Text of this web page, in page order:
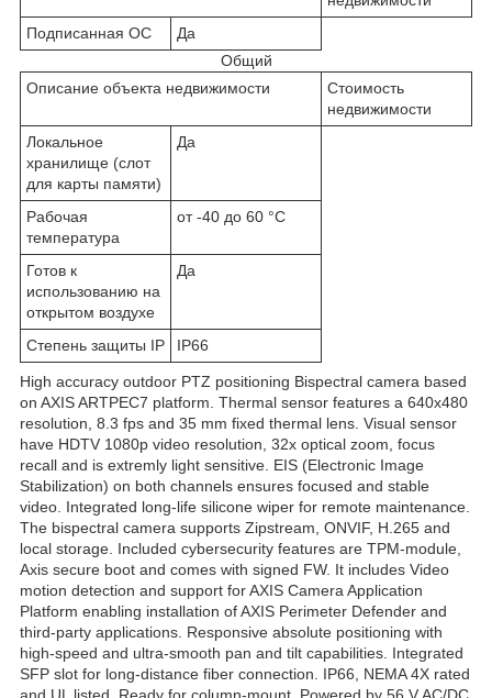
Подписанная ОС
Да
Общий
Описание объекта недвижимости
Стоимость
недвижимости
Локальное
хранилище (слот
для карты памяти)
Да
Рабочая
температура
от -40 до 60 °C
Готов к
использованию на
открытом воздухе
Да
Степень защиты IP IP66
High accuracy outdoor PTZ positioning Bispectral camera based
on AXIS ARTPEC7 platform. Thermal sensor features a 640x480
resolution, 8.3 fps and 35 mm fixed thermal lens. Visual sensor
have HDTV 1080p video resolution, 32x optical zoom, focus
recall and is extremly light sensitive. EIS (Electronic Image
Stabilization) on both channels ensures focused and stable
video. Integrated long-life silicone wiper for remote maintenance.
The bispectral camera supports Zipstream, ONVIF, H.265 and
local storage. Included cybersecurity features are TPM-module,
Axis secure boot and comes with signed FW. It includes Video
motion detection and support for AXIS Camera Application
Platform enabling installation of AXIS Perimeter Defender and
third-party applications. Responsive absolute positioning with
high-speed and ultra-smooth pan and tilt capabilities. Integrated
SFP slot for long-distance fiber connection. IP66, NEMA 4X rated